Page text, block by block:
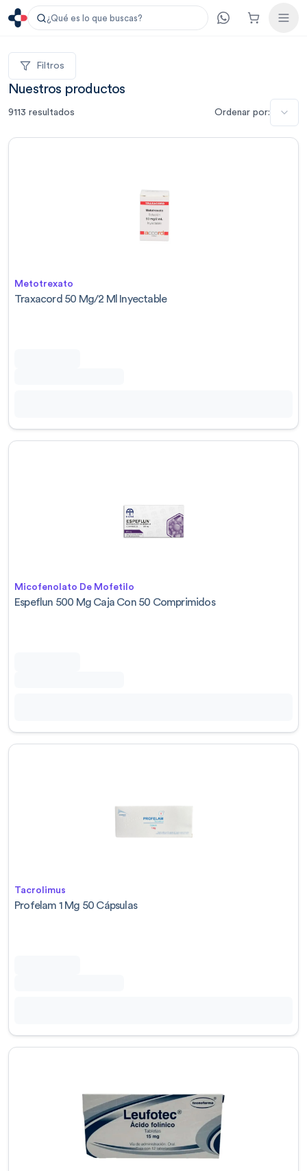
¿Qué es lo que buscas?
Filtros
Nuestros productos
9113 resultados Ordenar por:
Metotrexato
Traxacord 50 Mg/2 Ml Inyectable
Micofenolato De Mofetilo
Espeflun 500 Mg Caja Con 50 Comprimidos
Tacrolimus
Profelam 1 Mg 50 Cápsulas